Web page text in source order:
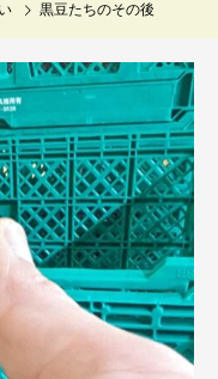
黒豆たちのその後